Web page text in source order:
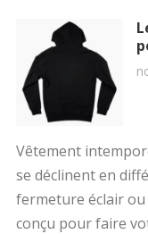
Vêtement
se déclinent en
fermeture éclair ou
conçu pour faire